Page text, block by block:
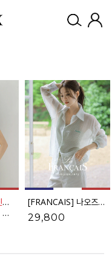
[FRANCAIS] [린넨라이크]
[FRANCAIS] 나오즈 자수 텐셀 스트라이프 셔츠_F6S278SH
29,800